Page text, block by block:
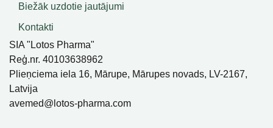
Biežāk uzdotie jautājumi
Kontakti
SIA "Lotos Pharma"
Reģ.nr. 40103638962
Plieņciema iela 16, Mārupe, Mārupes novads, LV-2167,
Latvija
avemed@lotos-pharma.com